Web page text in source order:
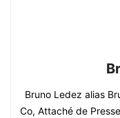
Bruno Ledez alias
Co, Attaché de